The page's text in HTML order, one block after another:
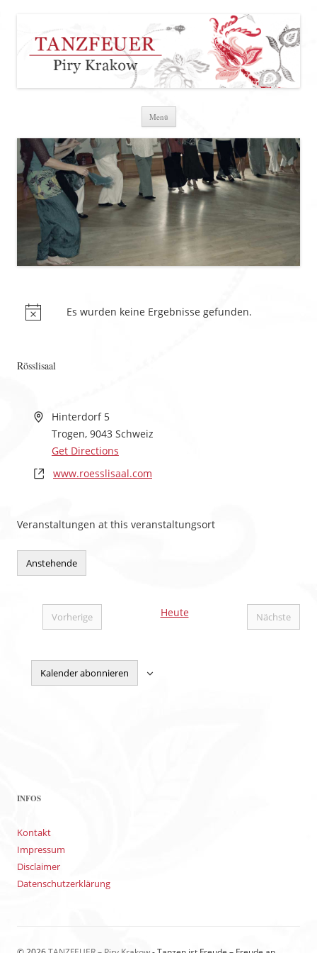
Menü
Es wurden keine Ergebnisse gefunden.
Rösslisaal
Hinterdorf 5
Trogen, 9043 Schweiz
Get Directions
www.roesslisaal.com
Veranstaltungen at this veranstaltungsort
Anstehende
Vorherige
Veranstaltungen
Heute
Nächste
Kalender abonnieren
INFOS
Kontakt
Impressum
Disclaimer
Datenschutzerklärung